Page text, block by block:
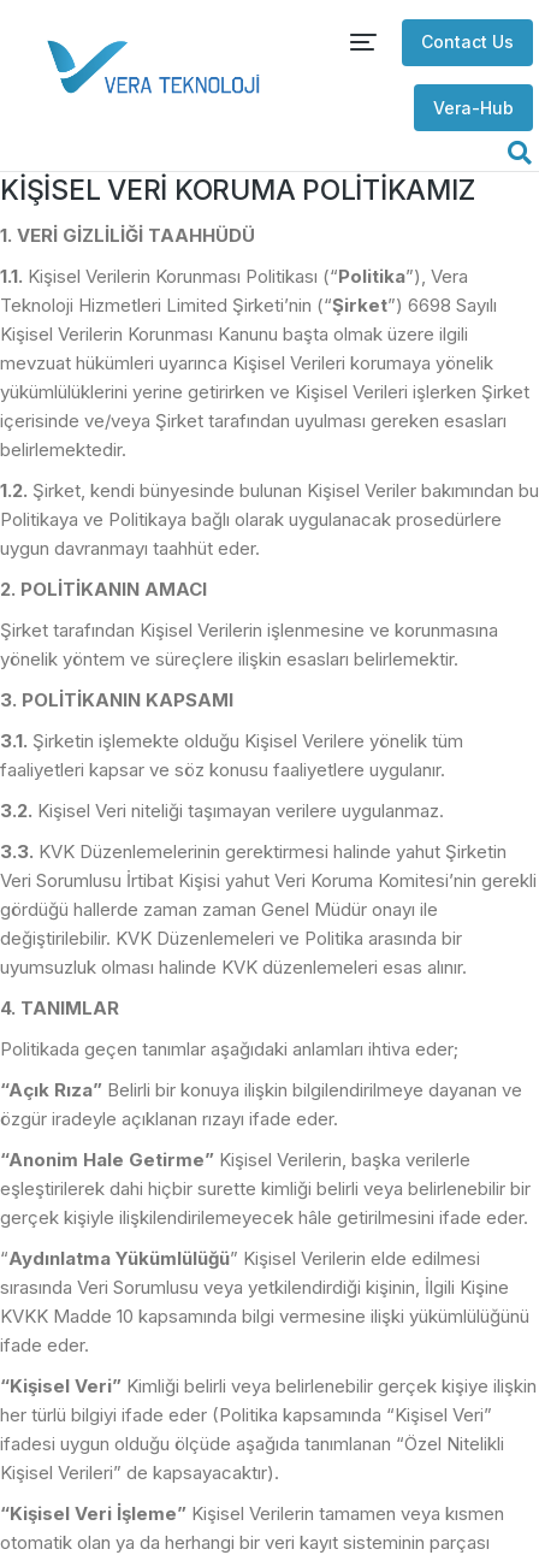
Contact Us
Vera-Hub
KİŞİSEL VERİ KORUMA POLİTİKAMIZ
1. VERİ GİZLİLİĞİ TAAHHÜDÜ
1.1. Kişisel Verilerin Korunması Politikası (“Politika”), Vera
Teknoloji Hizmetleri Limited Şirketi’nin (“Şirket”) 6698 Sayılı
Kişisel Verilerin Korunması Kanunu başta olmak üzere ilgili
mevzuat hükümleri uyarınca Kişisel Verileri korumaya yönelik
yükümlülüklerini yerine getirirken ve Kişisel Verileri işlerken Şirket
içerisinde ve/veya Şirket tarafından uyulması gereken esasları
belirlemektedir.
1.2. Şirket, kendi bünyesinde bulunan Kişisel Veriler bakımından bu
Politikaya ve Politikaya bağlı olarak uygulanacak prosedürlere
uygun davranmayı taahhüt eder.
2. POLİTİKANIN AMACI
Şirket tarafından Kişisel Verilerin işlenmesine ve korunmasına
yönelik yöntem ve süreçlere ilişkin esasları belirlemektir.
3. POLİTİKANIN KAPSAMI
3.1. Şirketin işlemekte olduğu Kişisel Verilere yönelik tüm
faaliyetleri kapsar ve söz konusu faaliyetlere uygulanır.
3.2. Kişisel Veri niteliği taşımayan verilere uygulanmaz.
3.3. KVK Düzenlemelerinin gerektirmesi halinde yahut Şirketin
Veri Sorumlusu İrtibat Kişisi yahut Veri Koruma Komitesi’nin gerekli
gördüğü hallerde zaman zaman Genel Müdür onayı ile
değiştirilebilir. KVK Düzenlemeleri ve Politika arasında bir
uyumsuzluk olması halinde KVK düzenlemeleri esas alınır.
4. TANIMLAR
Politikada geçen tanımlar aşağıdaki anlamları ihtiva eder;
“Açık Rıza” Belirli bir konuya ilişkin bilgilendirilmeye dayanan ve
özgür iradeyle açıklanan rızayı ifade eder.
“Anonim Hale Getirme” Kişisel Verilerin, başka verilerle
eşleştirilerek dahi hiçbir surette kimliği belirli veya belirlenebilir bir
gerçek kişiyle ilişkilendirilemeyecek hâle getirilmesini ifade eder.
“Aydınlatma Yükümlülüğü” Kişisel Verilerin elde edilmesi
sırasında Veri Sorumlusu veya yetkilendirdiği kişinin, İlgili Kişine
KVKK Madde 10 kapsamında bilgi vermesine ilişki yükümlülüğünü
ifade eder.
“Kişisel Veri” Kimliği belirli veya belirlenebilir gerçek kişiye ilişkin
her türlü bilgiyi ifade eder (Politika kapsamında “Kişisel Veri”
ifadesi uygun olduğu ölçüde aşağıda tanımlanan “Özel Nitelikli
Kişisel Verileri” de kapsayacaktır).
“Kişisel Veri İşleme” Kişisel Verilerin tamamen veya kısmen
otomatik olan ya da herhangi bir veri kayıt sisteminin parçası